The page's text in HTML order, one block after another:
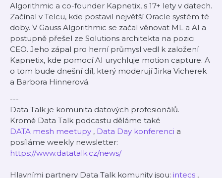
Algorithmic a co-founder Kapnetix, s 17+ lety v datech.
Začínal v Telcu, kde postavil největší Oracle systém té
doby. V Gauss Algorithmic se začal věnovat ML a AI a
postupně přešel ze Solutions architekta na pozici
CEO. Jeho zápal pro herní průmysl vedl k založení
Kapnetix, kde pomocí AI urychluje motion capture. A
o tom bude dnešní díl, který moderují Jirka Vicherek
a Barbora Hinnerová.
---
Data Talk je komunita datových profesionálů.
Kromě Data Talk podcastu děláme také
DATA mesh meetupy , Data Day konferenci a
posíláme weekly newsletter:
https://www.datatalk.cz/news/
Hlavními partnery Data Talk komunity jsou: intecs ,